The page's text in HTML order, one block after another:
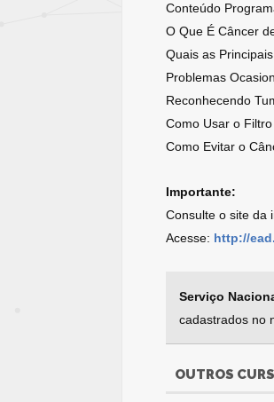
Conteúdo
O Que É Câncer
Quais as
Problemas
Reconhecendo
Como Usar o
Como Evitar o
Importante:
Consulte o site da
Acesse: http://
Serviço
cadastrados no
OUTROS